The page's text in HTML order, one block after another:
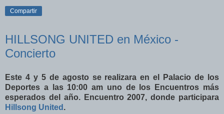
Compartir
HILLSONG UNITED en México -
Concierto
Este 4 y 5 de agosto se realizara en el Palacio de los
Deportes a las 10:00 am uno de los Encuentros más
esperados del año. Encuentro 2007, donde participara
Hillsong United .